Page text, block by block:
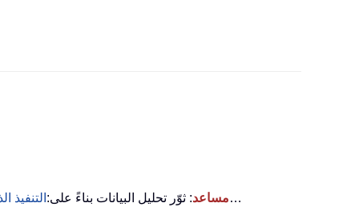
KUTOOLS AI مساعد: ثوّر تحليل البيانات بناءً على: التنفيذ …